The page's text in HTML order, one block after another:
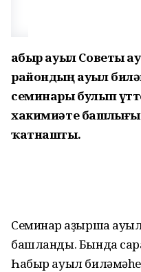
Һабыр ауыл Советы
райондың ауыл
семинары булып
хакимиәте
ҡатнашты.
Семинар Ҡаҙырша
башланды. Бында
Һабыр ауыл